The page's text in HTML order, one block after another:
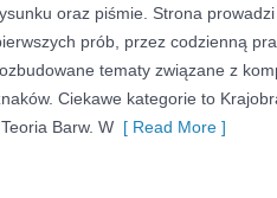
oraz piśmie. Strona
prób, przez codzienną
tematy związane z
Ciekawe kategorie to
Barw. W [ Read More ]